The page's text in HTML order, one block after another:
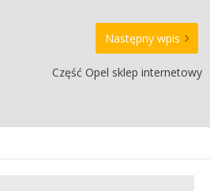
Następny wpis
Część Opel sklep internetowy